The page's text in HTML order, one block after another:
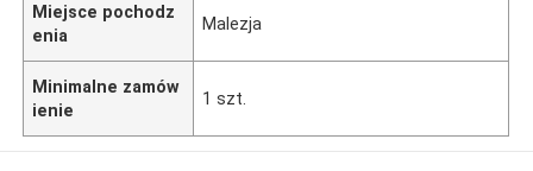
Miejsce pochodz
enia
Malezja
Minimalne zamów
ienie
1 szt.